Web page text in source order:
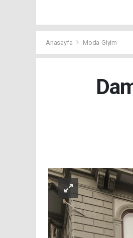
Anasayfa Moda-Giyim